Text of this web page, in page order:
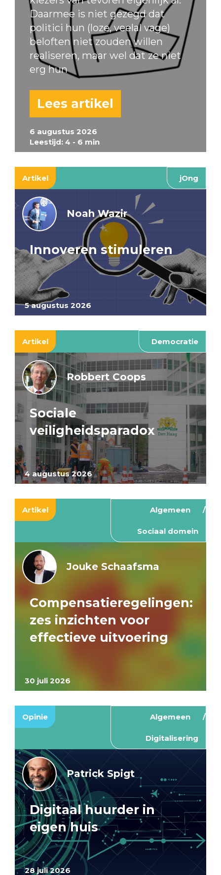
6 augustus 2026
Leestijd: 4 - 6 min
Daarmee is niet gezegd dat
politici hun (loze, veelal vage)
beloften niet zouden willen
realiseren, maar wel dat ze niet
erg hun
Lees artikel
Artikel jOng
5 augustus 2026
Noah Wazir
Innoveren stimuleren
Artikel Democratie
4 augustus 2026
Robbert Coops
Sociale
veiligheidsparadox
Artikel Algemeen
Sociaal domein
30 juli 2026
Jouke Schaafsma
Compensatieregelingen:
zes inzichten voor
effectieve uitvoering
Opinie Algemeen
Digitalisering
28 juli 2026
Patrick Spigt
Digitaal huurder in
eigen huis